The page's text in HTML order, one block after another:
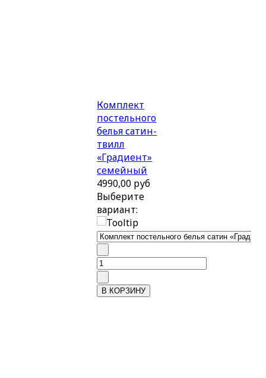
Комплект
постельного
белья сатин-
твилл
«Градиент»
семейный
4990,00 руб
Выберите
вариант: